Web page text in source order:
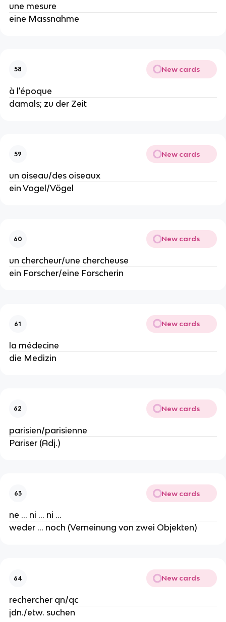
une mesure
eine Massnahme
58 New cards
à l'époque
damals; zu der Zeit
59 New cards
un oiseau/des oiseaux
ein Vogel/Vögel
60 New cards
un chercheur/une chercheuse
ein Forscher/eine Forscherin
61 New cards
la médecine
die Medizin
62 New cards
parisien/parisienne
Pariser (Adj.)
63 New cards
ne ... ni ... ni ...
weder ... noch (Verneinung von zwei Objekten)
64 New cards
rechercher qn/qc
jdn./etw. suchen